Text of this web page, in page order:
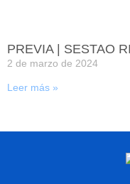
PREVIA | SESTAO
2 de marzo de 2024
Leer más »